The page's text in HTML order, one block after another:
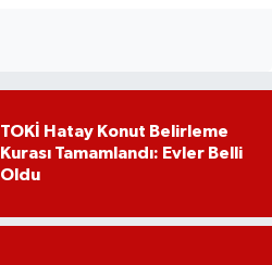
TOKİ Hatay Konut Belirleme
Kurası Tamamlandı: Evler Belli
Oldu